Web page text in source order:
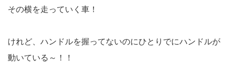
その横を走っていく車！
けれど、ハンドルを握ってないのにひとりでにハンドルが
動いている～！！